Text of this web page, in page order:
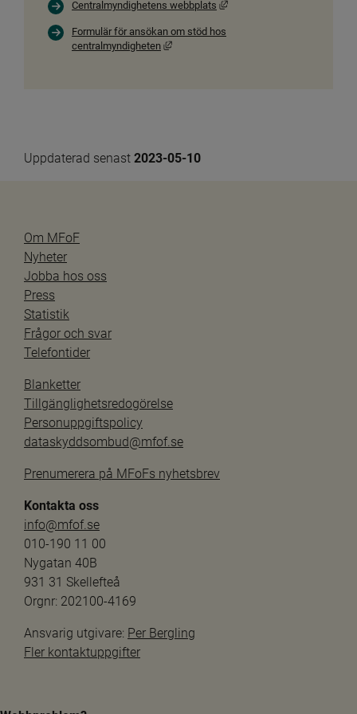
Centralmyndighetens webbplats Länk till annan webbplats,
Formulär för ansökan om stöd hos
centralmyndigheten
Länk till annan webbplats, öppnas i nytt
Uppdaterad senast 2023-05-10
Om MFoF
Nyheter
Jobba hos oss
Press
Statistik
Frågor och svar
Telefontider
Blanketter
Tillgänglighetsredogörelse
Personuppgiftspolicy
dataskyddsombud@mfof.se
Prenumerera på MFoFs nyhetsbrev
Kontakta oss
info@mfof.se
010-190 11 00
Nygatan 40B
931 31 Skellefteå
Orgnr: 202100-4169
Ansvarig utgivare: Per Bergling
Fler kontaktuppgifter